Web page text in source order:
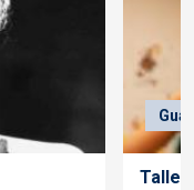
Taller